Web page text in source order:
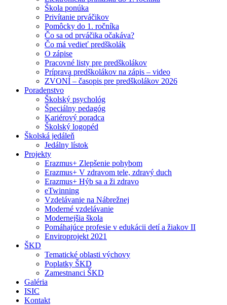
Škola ponúka
Privítanie prváčikov
Pomôcky do 1. ročníka
Čo sa od prváčika očakáva?
Čo má vedieť predškolák
O zápise
Pracovné listy pre predškolákov
Príprava predškolákov na zápis – video
ZVONÍ – časopis pre predškolákov 2026
Poradenstvo
Školský psychológ
Špeciálny pedagóg
Kariérový poradca
Školský logopéd
Školská jedáleň
Jedálny lístok
Projekty
Erazmus+ Zlepšenie pohybom
Erazmus+ V zdravom tele, zdravý duch
Erazmus+ Hýb sa a ži zdravo
eTwinning
Vzdelávanie na Nábrežnej
Moderné vzdelávanie
Modernejšia škola
Pomáhajúce profesie v edukácii detí a žiakov II
Enviroprojekt 2021
ŠKD
Tematické oblasti výchovy
Poplatky ŠKD
Zamestnanci ŠKD
Galéria
ISIC
Kontakt